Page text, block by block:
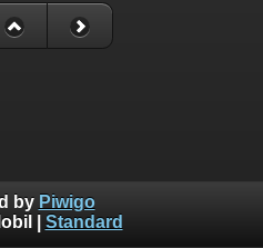
by Piwigo
Standard